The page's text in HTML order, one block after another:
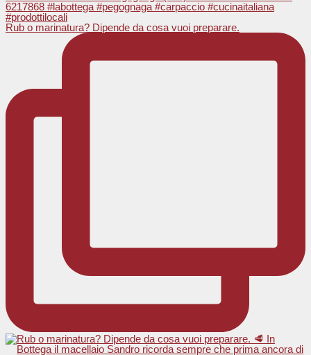
Rub o marinatura? Dipende da cosa vuoi preparare.